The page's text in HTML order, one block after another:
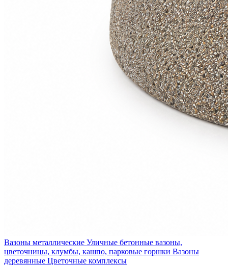
Вазоны металлические Уличные бетонные вазоны,
цветочницы, клумбы, кашпо, парковые горшки Вазоны
деревянные Цветочные комплексы